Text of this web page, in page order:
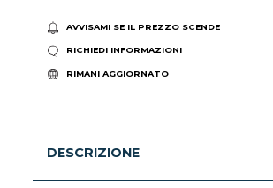
AVVISAMI SE IL PREZZO SCENDE
RICHIEDI INFORMAZIONI
RIMANI AGGIORNATO
DESCRIZIONE